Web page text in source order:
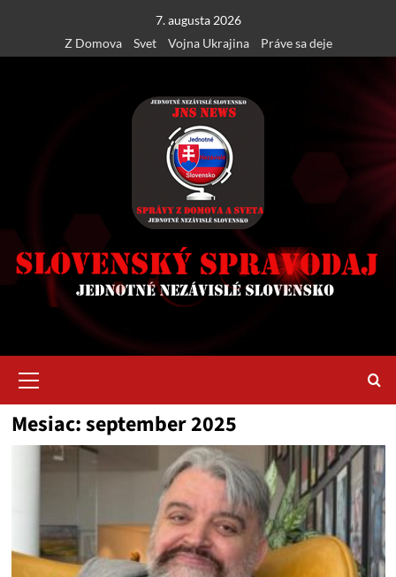
content
7. augusta 2026
Z Domova
Svet Vojna Ukrajina Práve sa deje
Menu
Mesiac:september 2025